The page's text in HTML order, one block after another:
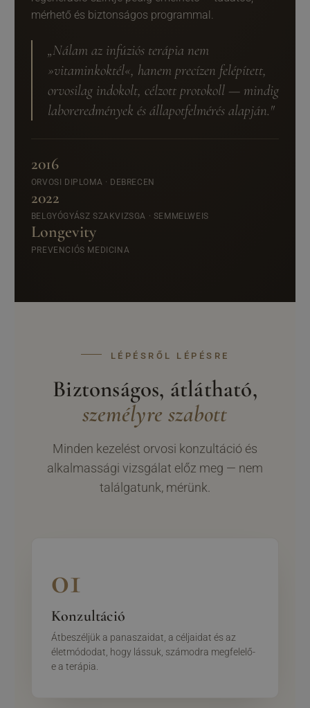
mérhető és biztonságos programmal.
„Nálam az infúziós terápia nem
»vitaminkoktél«, hanem precízen felépített,
orvosilag indokolt, célzott protokoll — mindig
laboreredmények és állapotfelmérés alapján."
2016
ORVOSI DIPLOMA · DEBRECEN
2022
BELGYÓGYÁSZ SZAKVIZSGA · SEMMELWEIS
Longevity
PREVENCIÓS MEDICINA
LÉPÉSRŐL LÉPÉSRE
Biztonságos, átlátható,
személyre szabott
Minden kezelést orvosi konzultáció és
alkalmassági vizsgálat előz meg — nem
találgatunk, mérünk.
01
Konzultáció
Átbeszéljük a panaszaidat, a céljaidat és az
életmódodat, hogy lássuk, számodra megfelelő-
e a terápia.